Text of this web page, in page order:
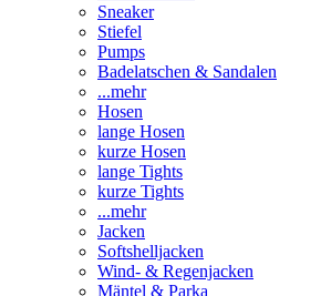
Sneaker
Stiefel
Pumps
Badelatschen & Sandalen
...mehr
Hosen
lange Hosen
kurze Hosen
lange Tights
kurze Tights
...mehr
Jacken
Softshelljacken
Wind- & Regenjacken
Mäntel & Parka